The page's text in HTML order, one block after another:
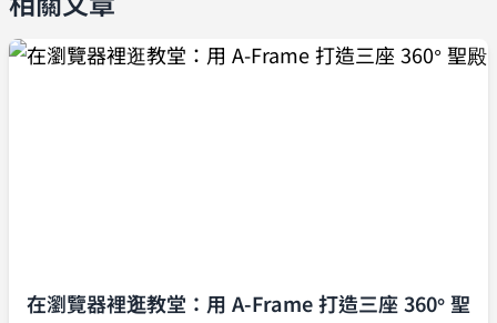
在瀏覽器裡逛教堂：用 A-Frame 打造三座 360° 聖